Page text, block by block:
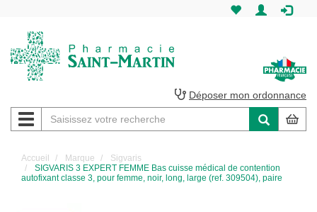
Martin
Pharmacie
Martin
Déposer mon ordonnance
Navigation
Accueil Marque
Sigvaris
SIGVARIS 3 EXPERT FEMME Bas cuisse médical de contention
autofixant classe 3, pour femme, noir, long, large (ref. 309504), paire